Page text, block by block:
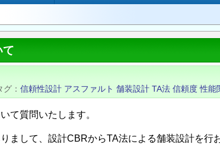
て
グ 信頼性設計 アスファルト 舗装設計 TA法 信頼度 性能
て質問いたします。
まして、設計CBRからTA法による舗装設計を行